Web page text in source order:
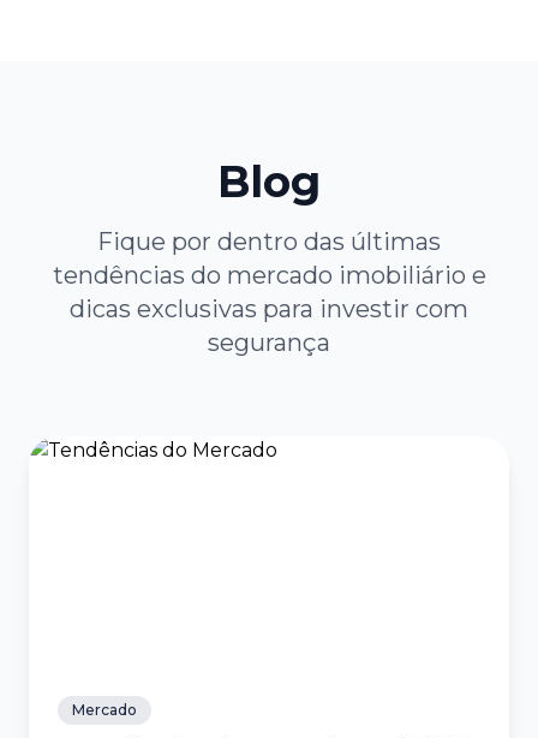
Blog
Fique por dentro das últimas
tendências do mercado imobiliário e
dicas exclusivas para investir com
segurança
Mercado